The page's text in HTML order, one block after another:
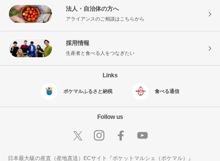
法人・自治体の方へ
アライアンスのご相談はこちらから
採用情報
生産者と食べる人をつなぎたい
Links
ポケマルふるさと納税 食べる通信
Follow us
日本最大級の産直（産地直送）ECサイト『ポケットマルシェ（ポケマル）』